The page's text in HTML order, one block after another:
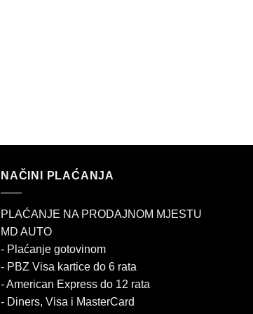
NAČINI PLAĆANJA
PLAĆANJE NA PRODAJNOM MJESTU
MD AUTO
- Plaćanje gotovinom
- PBZ Visa kartice do 6 rata
- American Express do 12 rata
- Diners, Visa i MasterCard